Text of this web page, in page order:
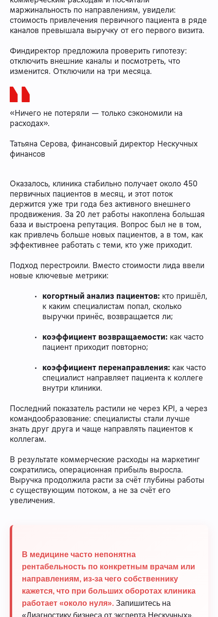
маржинальность по направлениям, увидели:
стоимость привлечения первичного пациента в ряде
каналов превышала выручку от его первого визита.
Финдиректор предложила проверить гипотезу:
отключить внешние каналы и посмотреть, что
изменится. Отключили на три месяца.
«Ничего не потеряли — только сэкономили на
расходах».
Татьяна Серова, финансовый директор Нескучных
финансов
Оказалось, клиника стабильно получает около 450
первичных пациентов в месяц, и этот поток
держится уже три года без активного внешнего
продвижения. За 20 лет работы накоплена большая
база и выстроена репутация. Вопрос был не в том,
как привлечь больше новых пациентов, а в том, как
эффективнее работать с теми, кто уже приходит.
Подход перестроили. Вместо стоимости лида ввели
новые ключевые метрики:
когортный анализ пациентов: кто пришёл,
к каким специалистам попал, сколько
выручки принёс, возвращается ли;
коэффициент возвращаемости: как часто
пациент приходит повторно;
коэффициент перенаправления: как часто
специалист направляет пациента к коллеге
внутри клиники.
Последний показатель растили не через KPI, а через
командообразование: специалисты стали лучше
знать друг друга и чаще направлять пациентов к
коллегам.
В результате коммерческие расходы на маркетинг
сократились, операционная прибыль выросла.
Выручка продолжила расти за счёт глубины работы
с существующим потоком, а не за счёт его
увеличения.
В медицине часто непонятна
рентабельность по конкретным врачам или
направлениям, из-за чего собственнику
кажется, что при больших оборотах клиника
работает «около нуля». Запишитесь на
«Диагностику бизнеса от эксперта Нескучных»,